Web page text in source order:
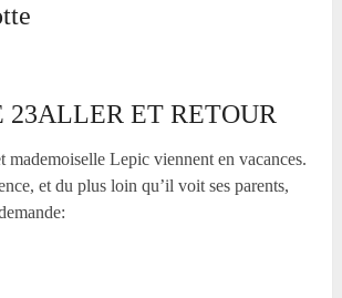
23ALLER ET RETOUR
mademoiselle Lepic viennent en vacances.
et du plus loin qu’il voit ses parents,